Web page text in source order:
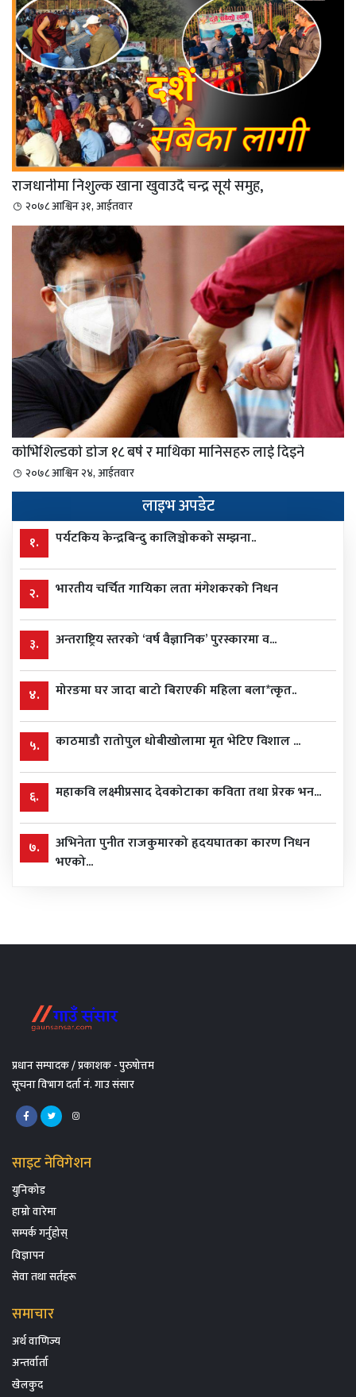
राजधानीमा निशुल्क खाना खुवाउदै चन्द्र सूर्य समुह,
२०७८ आश्विन ३१, आईतवार
कोभिशिल्डको डोज १८ बर्ष र माथिका मानिसहरु लाई दिइने
२०७८ आश्विन २४, आईतवार
लाइभ अपडेट
१. पर्यटकिय केन्द्रबिन्दु कालिञ्चोकको सम्झना..
२. भारतीय चर्चित गायिका लता मंगेशकरको निधन
३. अन्तराष्ट्रिय स्तरको ‘वर्ष वैज्ञानिक’ पुरस्कारमा व...
४. मोरङमा घर जादा बाटो बिराएकी महिला बला*त्कृत..
५. काठमाडौ रातोपुल धोबीखोलामा मृत भेटिए विशाल ...
६. महाकवि लक्ष्मीप्रसाद देवकोटाका कविता तथा प्रेरक भन...
७.
अभिनेता पुनीत राजकुमारको हृदयघातका कारण निधन
भएको...
प्रधान सम्पादक / प्रकाशक - पुरुषोत्तम
सूचना विभाग दर्ता नं. गाउ संसार
साइट नेविगेशन
युनिकोड
हाम्रो वारेमा
सम्पर्क गर्नुहोस्
विज्ञापन
सेवा तथा सर्तहरू
समाचार
अर्थ वाणिज्य
अन्तर्वार्ता
खेलकुद